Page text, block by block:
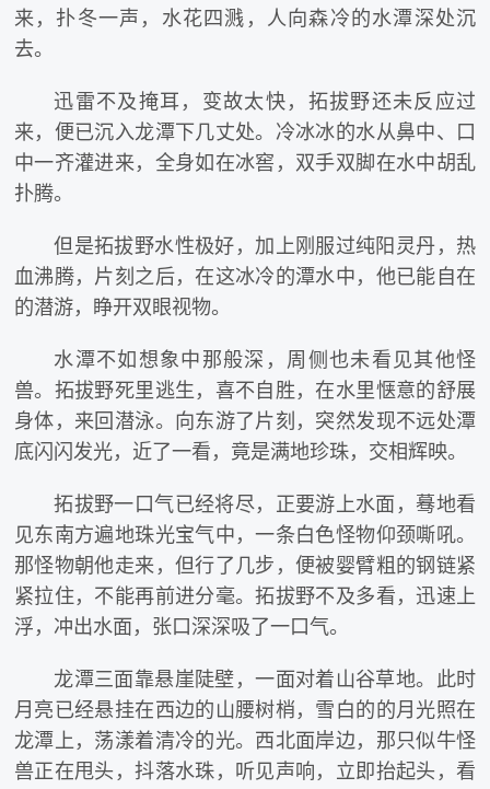
来，扑冬一声，水花四溅，人向森冷的水潭深处沉
去。
迅雷不及掩耳，变故太快，拓拔野还未反应过
来，便已沉入龙潭下几丈处。冷冰冰的水从鼻中、口
中一齐灌进来，全身如在冰窖，双手双脚在水中胡乱
扑腾。
但是拓拔野水性极好，加上刚服过纯阳灵丹，热
血沸腾，片刻之后，在这冰冷的潭水中，他已能自在
的潜游，睁开双眼视物。
水潭不如想象中那般深，周侧也未看见其他怪
兽。拓拔野死里逃生，喜不自胜，在水里惬意的舒展
身体，来回潜泳。向东游了片刻，突然发现不远处潭
底闪闪发光，近了一看，竟是满地珍珠，交相辉映。
拓拔野一口气已经将尽，正要游上水面，蓦地看
见东南方遍地珠光宝气中，一条白色怪物仰颈嘶吼。
那怪物朝他走来，但行了几步，便被婴臂粗的钢链紧
紧拉住，不能再前进分毫。拓拔野不及多看，迅速上
浮，冲出水面，张口深深吸了一口气。
龙潭三面靠悬崖陡壁，一面对着山谷草地。此时
月亮已经悬挂在西边的山腰树梢，雪白的的月光照在
龙潭上，荡漾着清冷的光。西北面岸边，那只似牛怪
兽正在甩头，抖落水珠，听见声响，立即抬起头，看